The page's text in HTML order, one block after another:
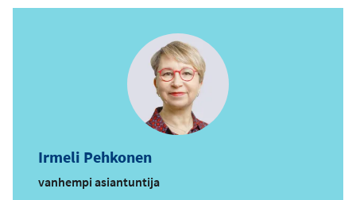
Irmeli Pehkonen
vanhempi asiantuntija